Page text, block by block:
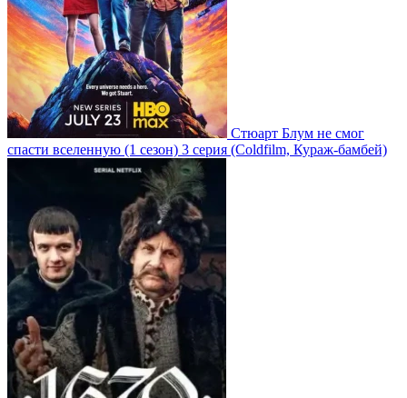
Стюарт Блум не смог
спасти вселенную (1 сезон) 3 серия (Coldfilm, Кураж-бамбей)